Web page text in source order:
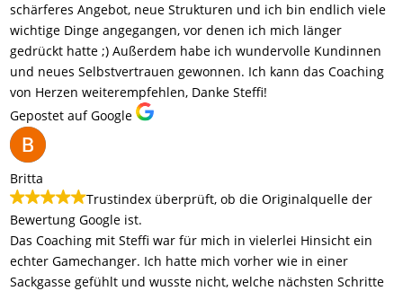
schärferes Angebot, neue Strukturen und ich bin endlich viele
wichtige Dinge angegangen, vor denen ich mich länger
gedrückt hatte ;) Außerdem habe ich wundervolle Kundinnen
und neues Selbstvertrauen gewonnen. Ich kann das Coaching
von Herzen weiterempfehlen, Danke Steffi!
Gepostet auf Google
Britta
Trustindex überprüft, ob die Originalquelle der
Bewertung Google ist.
Das Coaching mit Steffi war für mich in vielerlei Hinsicht ein
echter Gamechanger. Ich hatte mich vorher wie in einer
Sackgasse gefühlt und wusste nicht, welche nächsten Schritte